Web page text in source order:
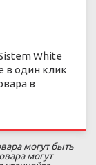
White
в один клик
в
могут быть
могут